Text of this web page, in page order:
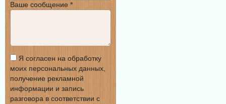
Ваше сообщение *
Я согласен на обработку
моих персональных данных,
получение рекламной
информации и запись
разговора в соответствии с